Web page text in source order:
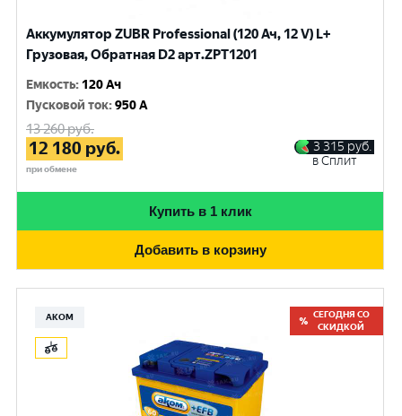
Аккумулятор ZUBR Professional (120 Ач, 12 V) L+
Грузовая, Обратная D2 арт.ZPT1201
Емкость: 120 Ач
Пусковой ток:950 A
13 260руб.
12 180 руб.
при обмене
3 315 руб.
в Сплит
Купить в 1 клик
Добавить в корзину
АКОМ
СЕГОДНЯ СО
СКИДКОЙ